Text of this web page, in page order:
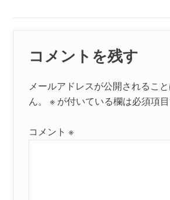
コメントを残す
メールアドレスが公開されるこ
ん。
※ が付いている欄は必須項
コメント※